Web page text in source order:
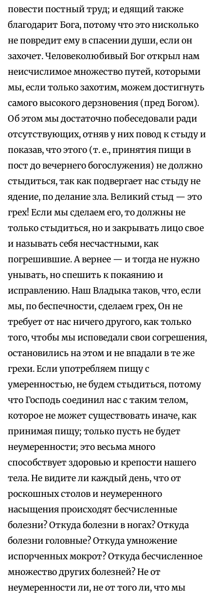
повести постный труд; и едящий также
благодарит Бога, потому что это нисколько
не повредит ему в спасении души, если он
захочет. Человеколюбивый Бог открыл нам
неисчислимое множество путей, которыми
мы, если только захотим, можем достигнуть
самого высокого дерзновения (пред Богом).
Об этом мы достаточно побеседовали ради
отсутствующих, отняв у них повод к стыду и
показав, что этого (т. е., принятия пищи в
пост до вечернего богослужения) не должно
стыдиться, так как подвергает нас стыду не
ядение, по делание зла. Великий стыд — это
грех! Если мы сделаем его, то должны не
только стыдиться, но и закрывать лицо свое
и называть себя несчастными, как
погрешившие. А вернее — и тогда не нужно
унывать, но спешить к покаянию и
исправлению. Наш Владыка таков, что, если
мы, по беспечности, сделаем грех, Он не
требует от нас ничего другого, как только
того, чтобы мы исповедали свои согрешения,
остановились на этом и не впадали в те же
грехи. Если употребляем пищу с
умеренностью, не будем стыдиться, потому
что Господь соединил нас с таким телом,
которое не может существовать иначе, как
принимая пищу; только пусть не будет
неумеренности; это весьма много
способствует здоровью и крепости нашего
тела. Не видите ли каждый день, что от
роскошных столов и неумеренного
насыщения происходят бесчисленные
болезни? Откуда болезни в ногах? Откуда
болезни головные? Откуда умножение
испорченных мокрот? Откуда бесчисленное
множество других болезней? Не от
неумеренности ли, не от того ли, что мы